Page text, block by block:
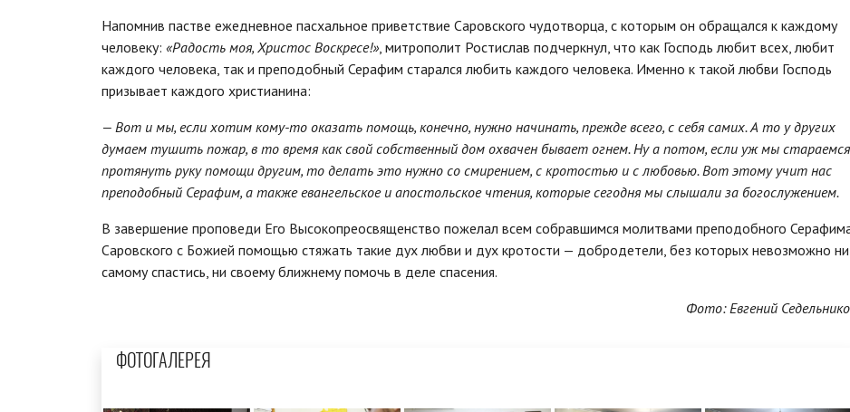
Напомнив пастве ежедневное пасхальное приветствие Саровского чудотворца, с которым он обращался к каждому
человеку: «Радость моя, Христос Воскресе!», митрополит Ростислав подчеркнул, что как Господь любит всех, любит
каждого человека, так и преподобный Серафим старался любить каждого человека. Именно к такой любви Господь
призывает каждого христианина:
— Вот и мы, если хотим кому-то оказать помощь, конечно, нужно начинать, прежде всего, с себя самих. А то у других
думаем тушить пожар, в то время как свой собственный дом охвачен бывает огнем. Ну а потом, если уж мы стараемся
протянуть руку помощи другим, то делать это нужно со смирением, с кротостью и с любовью. Вот этому учит нас
преподобный Серафим, а также евангельское и апостольское чтения, которые сегодня мы слышали за богослужением.
В завершение проповеди Его Высокопреосвященство пожелал всем собравшимся молитвами преподобного
Саровского с Божией помощью стяжать такие дух любви и дух кротости — добродетели, без которых невозможно ни
самому спастись, ни своему ближнему помочь в деле спасения.
Фото: Евгений
ФОТОГАЛЕРЕЯ